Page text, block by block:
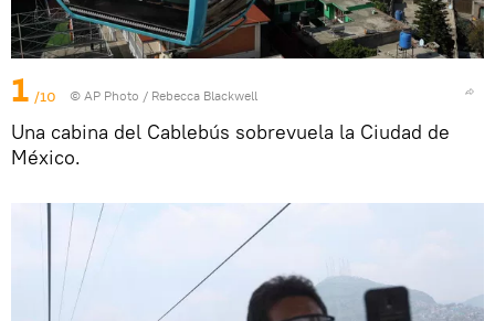
1 /10 © AP Photo / Rebecca Blackwell
Una cabina del Cablebús sobrevuela la Ciudad de
México.